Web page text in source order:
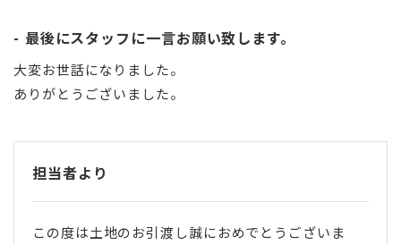
最後にスタッフに一言お願い致します。
大変お世話になりました。
ありがとうございました。
担当者より
この度は土地のお引渡し誠におめでとうございま